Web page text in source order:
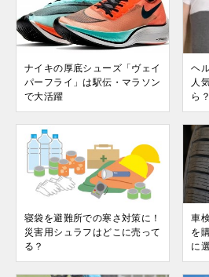
ナイキの厚底シューズ「ヴェイ
パーフライ」は駅伝・マラソン
で大活躍
ヘ
人
ら
寝袋を避難所での寒さ対策に！
災害用シュラフはどこに売って
る？
車
を
に